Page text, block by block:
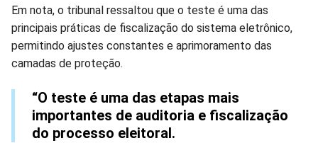
Em nota, o tribunal ressaltou que o teste é uma das
principais práticas de fiscalização do sistema eletrônico,
permitindo ajustes constantes e aprimoramento das
camadas de proteção.
“O teste é uma das etapas mais
importantes de auditoria e fiscalização
do processo eleitoral.